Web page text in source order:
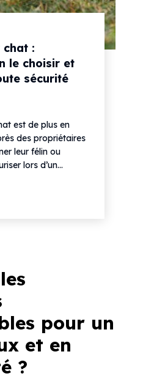
chat :
le choisir et
sécurité
est de plus en
des propriétaires
leur félin ou
lors d’un...
pour un
et en
?